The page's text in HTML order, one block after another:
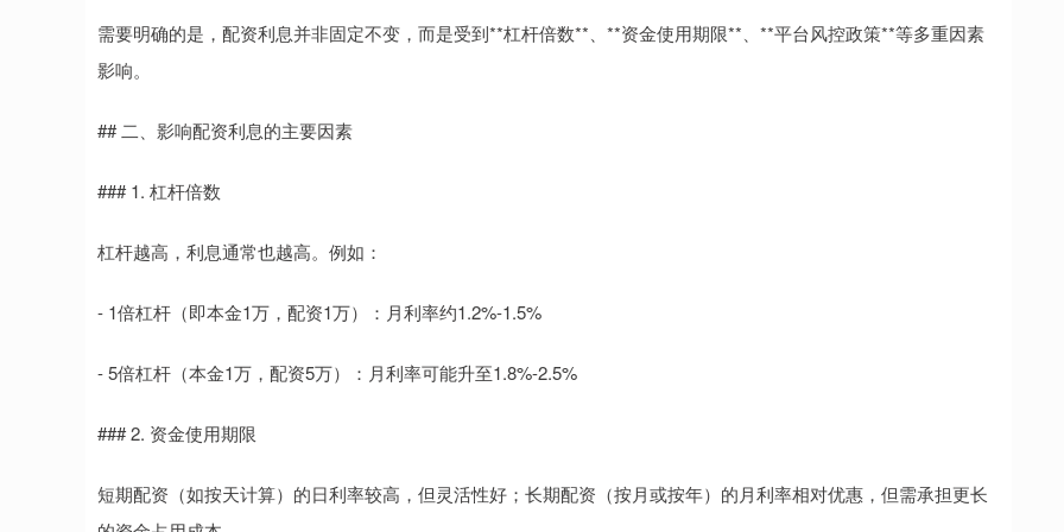
需要明确的是，配资利息并非固定不变，而是受到**杠杆倍数**、**资金使用期限**、**平台风控政策**等多重因素
影响。
## 二、影响配资利息的主要因素
### 1. 杠杆倍数
杠杆越高，利息通常也越高。例如：
- 1倍杠杆（即本金1万，配资1万）：月利率约1.2%-1.5%
- 5倍杠杆（本金1万，配资5万）：月利率可能升至1.8%-2.5%
### 2. 资金使用期限
短期配资（如按天计算）的日利率较高，但灵活性好；长期配资（按月或按年）的月利率相对优惠，但需承担更长